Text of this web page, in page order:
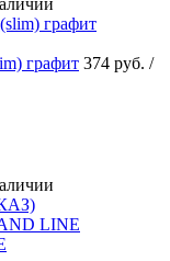
графит 374 руб. /
LINE